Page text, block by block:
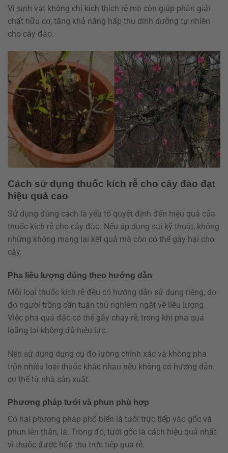
Vi sinh vật không chỉ kích thích rễ mà còn giúp phân giải
chất hữu cơ, tăng khả năng hấp thu dinh dưỡng tự nhiên
cho cây đào.
Cách sử dụng thuốc kích rễ cho cây đào đạt
hiệu quả cao
Sử dụng đúng cách là yếu tố quyết định đến hiệu quả của
thuốc kích rễ cho cây đào. Nếu áp dụng sai kỹ thuật, không
những không mang lại kết quả mà còn có thể gây hại cho
cây.
Pha liều lượng đúng theo hướng dẫn
Mỗi loại thuốc kích rễ đều có hướng dẫn sử dụng riêng, do
đó người trồng cần tuân thủ nghiêm ngặt về liều lượng.
Việc pha quá đặc có thể gây cháy rễ, trong khi pha quá
loãng lại không đủ hiệu lực.
Nên sử dụng dụng cụ đo lường chính xác và không pha
trộn nhiều loại thuốc khác nhau nếu không có hướng dẫn
cụ thể từ nhà sản xuất.
Phương pháp tưới và phun phù hợp
Có hai phương pháp phổ biến là tưới trực tiếp vào gốc và
phun lên thân, lá. Trong đó, tưới gốc là cách hiệu quả nhất
vì thuốc được hấp thu trực tiếp qua rễ.